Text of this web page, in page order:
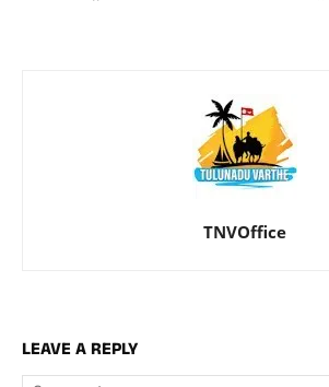
TNVOffice
LEAVE A REPLY